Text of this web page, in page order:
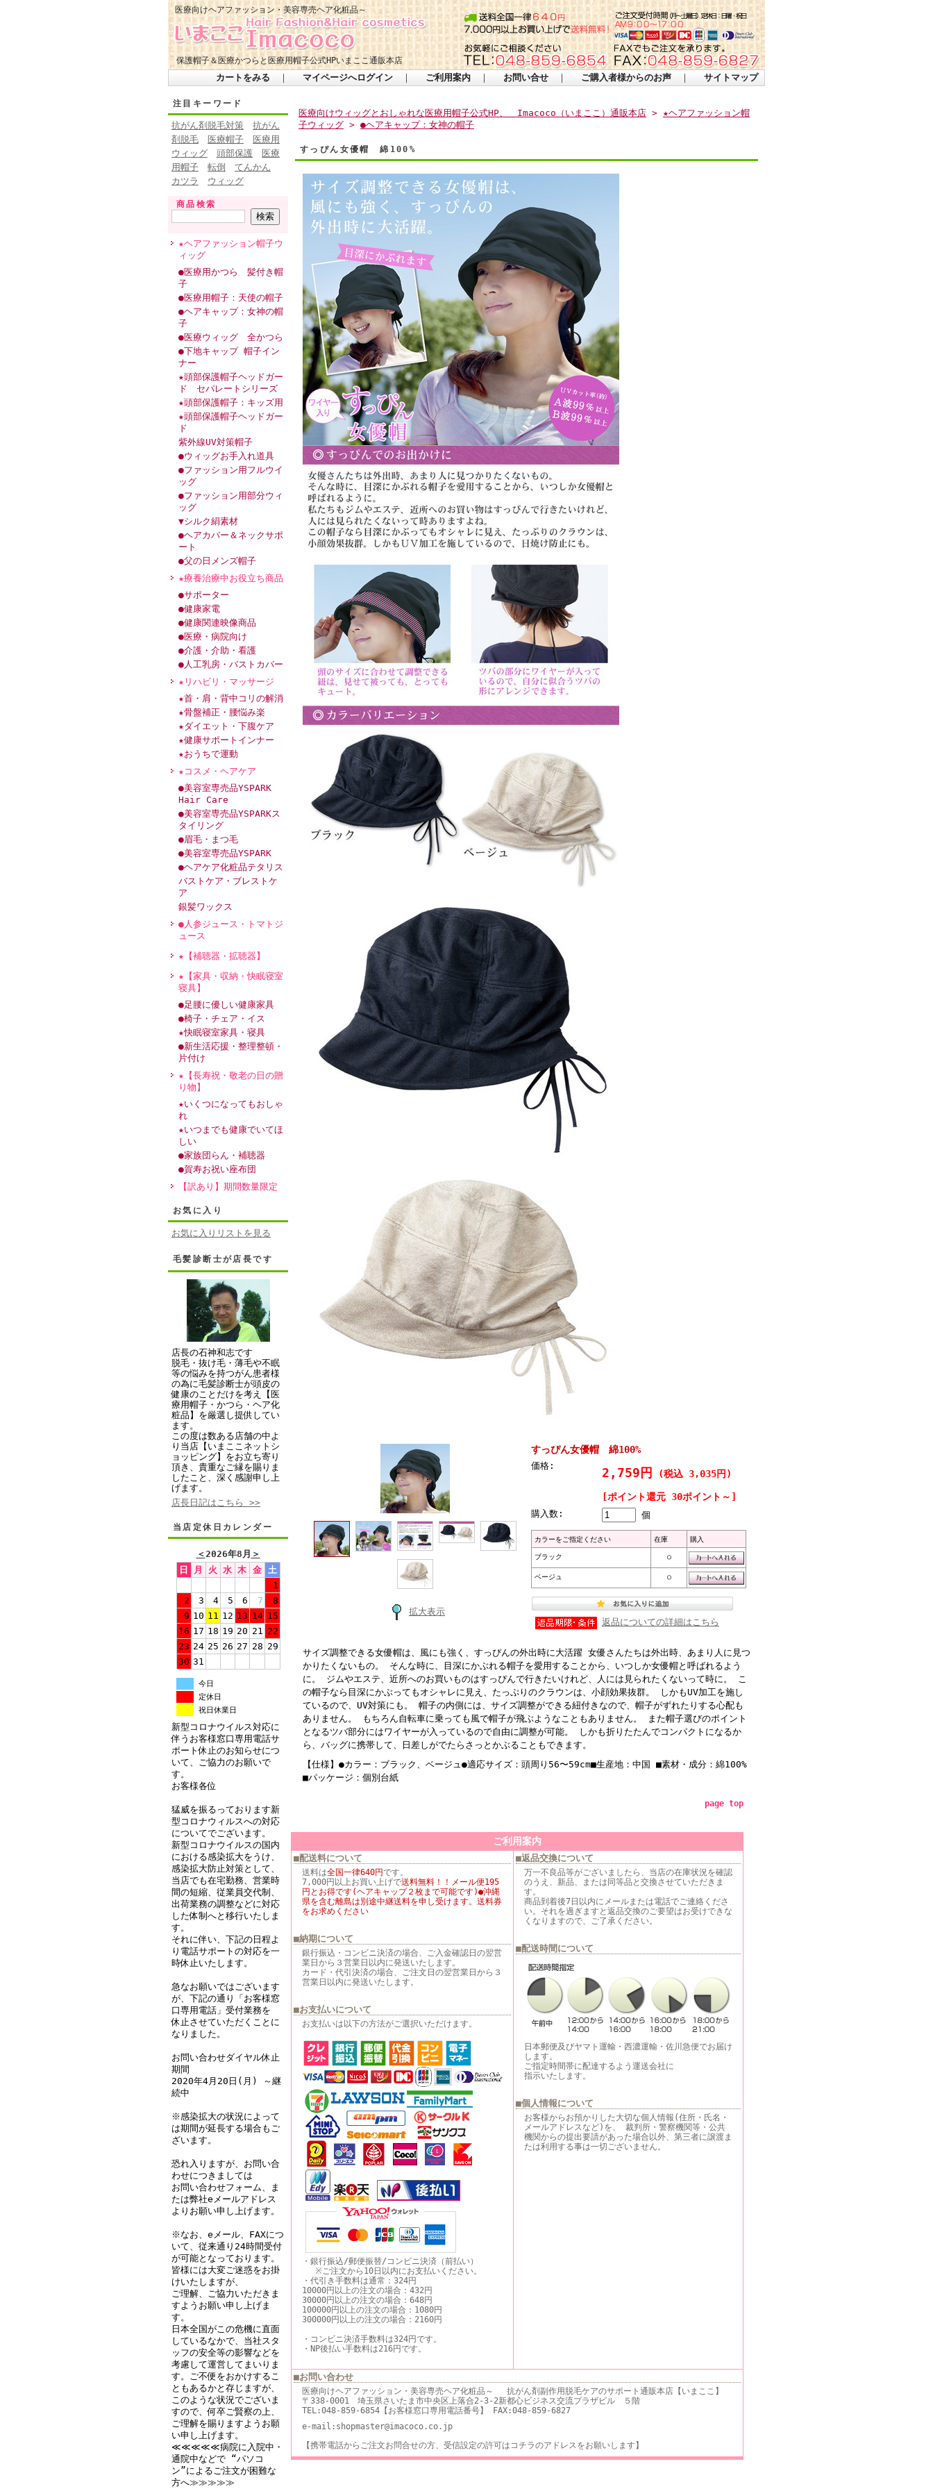
保護帽子＆医療かつらと医療用帽子公式HPいまここ通販本店
医療向けヘアファッション・美容専売ヘア化粧品～
カートをみる ｜ マイページへログイン ｜ ご利用案内 ｜ お問い合せ ｜ ご購入者様からのお声 ｜ サイトマップ
注目キーワード
抗がん剤脱毛対策
抗がん
剤脱毛
医療帽子
医療用
ウィッグ
頭部保護
医療
用帽子
転倒
てんかん
カツラ
ウィッグ
商品検索
★ヘアファッション帽子ウ
ィッグ
●医療用かつら 髪付き帽
子
●医療用帽子：天使の帽子
●ヘアキャップ：女神の帽
子
●医療ウィッグ 全かつら
●下地キャップ 帽子イン
ナー
★頭部保護帽子ヘッドガー
ド セパレートシリーズ
★頭部保護帽子：キッズ用
★頭部保護帽子ヘッドガー
ド
紫外線UV対策帽子
●ウィッグお手入れ道具
●ファッション用フルウイ
ッグ
●ファッション用部分ウィ
ッグ
▼シルク絹素材
●ヘアカバー＆ネックサポ
ート
●父の日メンズ帽子
★療養治療中お役立ち商品
●サポーター
●健康家電
●健康関連映像商品
●医療・病院向け
●介護・介助・看護
●人工乳房・バストカバー
★リハビリ・マッサージ
★首・肩・背中コリの解消
★骨盤補正・腰悩み楽
★ダイエット・下腹ケア
★健康サポートインナー
★おうちで運動
★コスメ・ヘアケア
●美容室専売品YSPARK
Hair Care
●美容室専売品YSPARKス
タイリング
●眉毛・まつ毛
●美容室専売品YSPARK
●ヘアケア化粧品テタリス
バストケア・ブレストケ
ア
銀髪ワックス
●人参ジュース・トマトジ
ュース
★【補聴器・拡聴器】
★【家具・収納・快眠寝室
寝具】
●足腰に優しい健康家具
●椅子・チェア・イス
★快眠寝室家具・寝具
●新生活応援・整理整頓・
片付け
★【長寿祝・敬老の日の贈
り物】
★いくつになってもおしゃ
れ
★いつまでも健康でいてほ
しい
●家族団らん・補聴器
●賀寿お祝い座布団
【訳あり】期間数量限定
お気に入り
お気に入りリストを見る
毛髪診断士が店長です
店長の石神和志です
脱毛・抜け毛・薄毛や不眠
等の悩みを持つがん患者様
の為に毛髪診断士が頭皮の
健康のことだけを考え【医
療用帽子・かつら・ヘア化
粧品】を厳選し提供してい
ます。
この度は数ある店舗の中よ
り当店【いまここネットシ
ョッピング】をお立ち寄り
頂き、貴重なご縁を賜りま
したこと、深く感謝申し上
げます。
店長日記はこちら >>
当店定休日カレンダー
＜2026年8月 ＞
日
月 火 水 木 金
土
1
2
3 4 5 6 7
8
9 10 11 12 13 14 15
16 17 18 19 20 21 22
23 24 25 26 27 28 29
30 31
今日
定休日
祝日休業日
新型コロナウイルス対応に
伴うお客様窓口専用電話サ
ポート休止のお知らせにつ
いて、ご協力のお願いで
す。
お客様各位
猛威を振るっております新
型コロナウィルスへの対応
についてでございます。
新型コロナウイルスの国内
における感染拡大をうけ、
感染拡大防止対策として、
当店でも在宅勤務、営業時
間の短縮、従業員交代制、
出荷業務の調整などに対応
した体制へと移行いたしま
す。
それに伴い、下記の日程よ
り電話サポートの対応を一
時休止いたします。
急なお願いではございます
が、下記の通り「お客様窓
口専用電話」受付業務を
休止させていただくことに
なりました。
お問い合わせダイヤル休止
期間
2020年4月20日(月) ～継
続中
※感染拡大の状況によって
は期間が延長する場合もご
ざいます。
恐れ入りますが、お問い合
わせにつきましては
お問い合わせフォーム、ま
たは弊社eメールアドレス
よりお願い申し上げます。
※なお、eメール、FAXにつ
いて、従来通り24時間受付
が可能となっております。
皆様には大変ご迷惑をお掛
けいたしますが、
ご理解、ご協力いただきま
すようお願い申し上げま
す。
日本全国がこの危機に直面
しているなかで、当社スタ
ッフの安全等の影響などを
考慮して運営してまいりま
す。ご不便をおかけするこ
ともあるかと存じますが、
このような状況でございま
すので、何卒ご賢察の上、
ご理解を賜りますようお願
い申し上げます。
≪≪≪≪≪病院に入院中・
通院中などで “パソコ
ン”によるご注文が困難な
方へ≫≫≫≫≫
医療向けウィッグとおしゃれな医療用帽子公式HP、 Imacoco（いまここ）通販本店 > ★ヘアファッション帽
子ウィッグ > ●ヘアキャップ：女神の帽子
すっぴん女優帽 綿100%
拡大表示
すっぴん女優帽 綿100%
価格: 2,759円 (税込 3,035円)
[ポイント還元 30ポイント～]
購入数: 個
カラーをご指定ください 在庫 購入
ブラック ○
ベージュ ○
返品についての詳細はこちら
サイズ調整できる女優帽は、風にも強く、すっぴんの外出時に大活躍 女優さんたちは外出時、あまり人に見つ
かりたくないもの。 そんな時に、目深にかぶれる帽子を愛用することから、いつしか女優帽と呼ばれるよう
に。 ジムやエステ、近所へのお買いものはすっぴんで行きたいけれど、人には見られたくないって時に。 こ
の帽子なら目深にかぶってもオシャレに見え、たっぷりのクラウンは、小顔効果抜群。 しかもUV加工を施し
ているので、UV対策にも。 帽子の内側には、サイズ調整ができる紐付きなので、帽子がずれたりする心配も
ありません。 もちろん自転車に乗っても風で帽子が飛ぶようなこともありません。 また帽子選びのポイント
となるツバ部分にはワイヤーが入っているので自由に調整が可能。 しかも折りたたんでコンパクトになるか
ら、バッグに携帯して、日差しがでたらさっとかぶることもできます。
【仕様】●カラー：ブラック、ベージュ●適応サイズ：頭周り56〜59cm■生産地：中国 ■素材・成分：綿100%
■パッケージ：個別台紙
page top
ご利用案内
■配送料について
送料は全国一律640円です。
7,000円以上お買い上げで送料無料！！メール便195
円とお得です(ヘアキャップ２枚まで可能です)●沖縄
県を含む離島は別途中継送料を申し受けます。送料券
をお求めください
■納期について
銀行振込・コンビニ決済の場合、ご入金確認日の翌営
業日から３営業日以内に発送いたします。
カード・代引決済の場合、ご注文日の翌営業日から３
営業日以内に発送いたします。
■お支払いについて
お支払いは以下の方法がご選択いただけます。
・銀行振込/郵便振替/コンビニ決済（前払い）
※ご注文から10日以内にお支払いください。
・代引き手数料は通常：324円
10000円以上の注文の場合：432円
30000円以上の注文の場合：648円
100000円以上の注文の場合：1080円
300000円以上の注文の場合：2160円
・コンビニ決済手数料は324円です。
・NP後払い手数料は216円です。
■返品交換について
万一不良品等がございましたら、当店の在庫状況を確認
のうえ、新品、または同等品と交換させていただきま
す。
商品到着後7日以内にメールまたは電話でご連絡くださ
い。それを過ぎますと返品交換のご要望はお受けできな
くなりますので、ご了承ください。
■配送時間について
日本郵便及びヤマト運輸・西濃運輸・佐川急便でお届け
します。
ご指定時間帯に配達するよう運送会社に
指示いたします。
■個人情報について
お客様からお預かりした大切な個人情報(住所・氏名・
メールアドレスなど)を、 裁判所・警察機関等・公共
機関からの提出要請があった場合以外、第三者に譲渡ま
たは利用する事は一切ございません。
■お問い合わせ
医療向けヘアファッション・美容専売ヘア化粧品～ 抗がん剤副作用脱毛ケアのサポート通販本店【いまここ】
〒338-0001 埼玉県さいたま市中央区上落合2-3-2新都心ビジネス交流プラザビル ５階
TEL:048-859-6854【お客様窓口専用電話番号】 FAX:048-859-6827
e-mail:shopmaster@imacoco.co.jp
【携帯電話からご注文お問合せの方、受信設定の許可はコチラのアドレスをお願いします】